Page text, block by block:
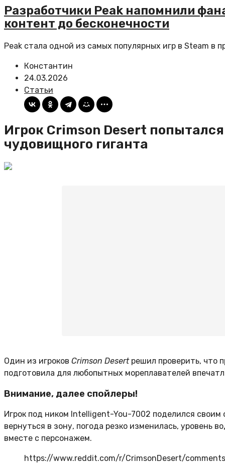
Разработчики Peak напомнили
контент до бесконечности
Peak стала одной из самых популярных игр в Steam в
Константин
24.03.2026
Статьи
Игрок Crimson Desert
чудовищного гиганта
Один из игроков Crimson Desertрешил проверить, что
подготовила для любопытных мореплавателей
Внимание, далее спойлеры!
Игрок под ником Intelligent-You-7002 поделился своим
вернуться в зону, погода резко изменилась, уровень
вместе с персонажем.
https://www.reddit.com/r/CrimsonDesert/